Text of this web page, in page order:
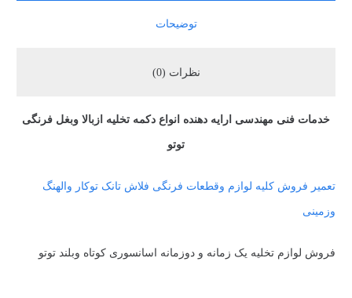
توضیحات
نظرات (0)
خدمات فنی مهندسی ارایه دهنده انواع دکمه تخلیه ازبالا وبغل فرنگی
توتو
تعمیر فروش کلیه لوازم وقطعات فرنگی فلاش تانک توکار والهنگ
وزمینی
فروش لوازم تخلیه یک زمانه و دوزمانه اسانسوری کوتاه وبلند توتو